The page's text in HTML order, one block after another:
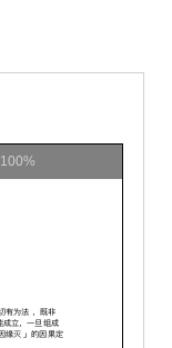
100%